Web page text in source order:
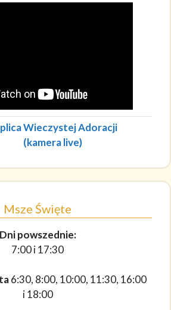
Wieczystej Adoracji
(kamera live)
Msze Święte
Dni powszednie:
7:00 i 17:30
6:30, 8:00, 10:00, 11:30, 16:00
i 18:00